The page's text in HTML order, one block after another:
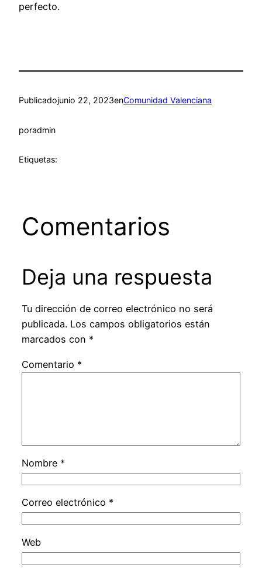
perfecto.
Publicadojunio 22, 2023enComunidad Valenciana
poradmin
Etiquetas:
Comentarios
Deja una respuesta
Tu dirección de correo electrónico no será
publicada. Los campos obligatorios están
marcados con *
Comentario *
Nombre *
Correo electrónico *
Web